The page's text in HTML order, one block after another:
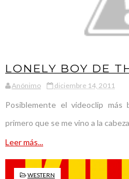
LONELY BOY DE
Anónimo diciembre 14, 2011
Posiblemente el videoclip
primero que se me vino a la
Leer más...
WESTERN